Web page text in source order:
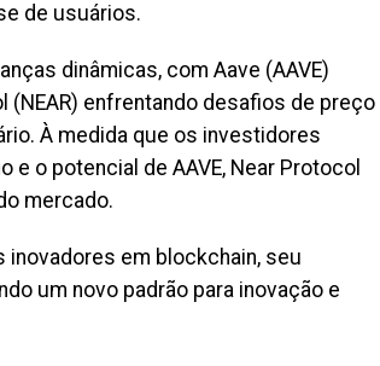
de usuários.
dinâmicas, com Aave (AAVE)
enfrentando desafios de preço
À medida que os investidores
o potencial de AAVE, Near Protocol
mercado.
inovadores em blockchain, seu
um novo padrão para inovação e